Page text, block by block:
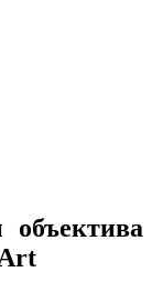
объектива